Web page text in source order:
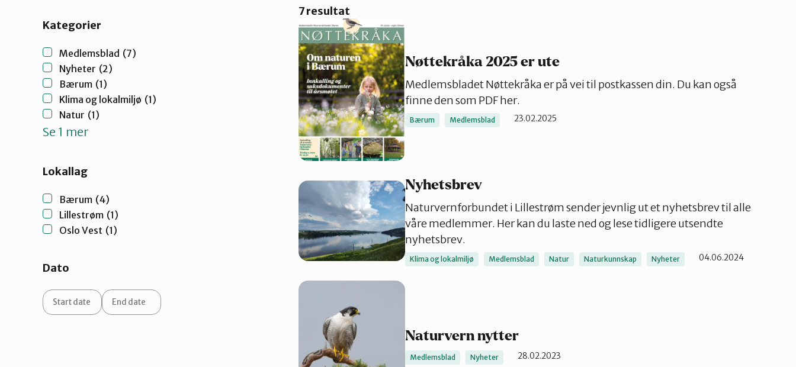
Nordre Follo
Oslo Øst Oslo Sør
Vestby-Frogn
Kategorier
Medlemsblad (7)
Nyheter (2)
Bærum (1)
Klima og lokalmiljø (1)
Natur (1)
Se 1 mer
Lokallag
Bærum (4)
Lillestrøm (1)
Oslo Vest (1)
Dato
7 resultat
Nøttekråka 2025 er ute
Medlemsbladet Nøttekråka er på vei til postkassen din. Du kan også
finne den som PDF her.
Bærum Medlemsblad 23.02.2025
Nyhetsbrev
Naturvernforbundet i Lillestrøm sender jevnlig ut et nyhetsbrev til alle
våre medlemmer. Her kan du laste ned og lese tidligere utsendte
nyhetsbrev.
Klima og lokalmiljø Medlemsblad Natur Naturkunnskap Nyheter 04.06.2024
Naturvern nytter
Medlemsblad Nyheter 28.02.2023